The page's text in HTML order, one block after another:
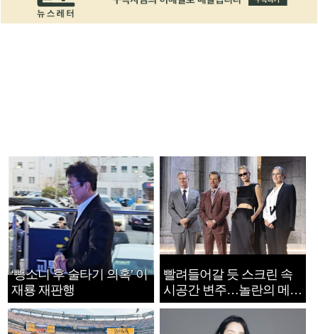
‘뺑소니 후 술타기 의혹’ 이
재룡 재판행
빨려들어갈 듯 스크린 속
시공간 변주…놀란의 메시
지는 ‘전쟁 속죄’